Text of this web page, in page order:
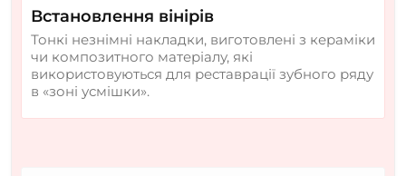
Встановлення вінірів
Тонкі незнімні накладки, виготовлені з кераміки
чи композитного матеріалу, які
використовуються для реставрації зубного ряду
в «зоні усмішки».